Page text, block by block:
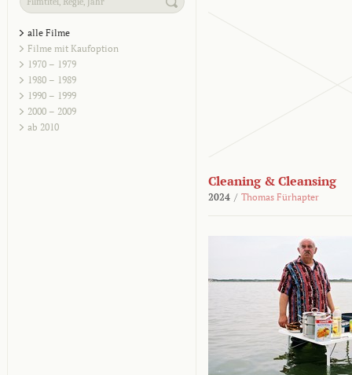
alle Filme
Filme mit Kaufoption
1970 – 1979
1980 – 1989
1990 – 1999
2000 – 2009
ab 2010
Cleaning & Cleansing
2024 / Thomas Fürhapter